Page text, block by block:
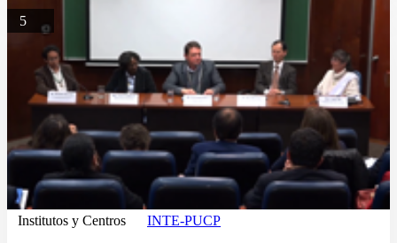
5
Institutos y Centros INTE-PUCP